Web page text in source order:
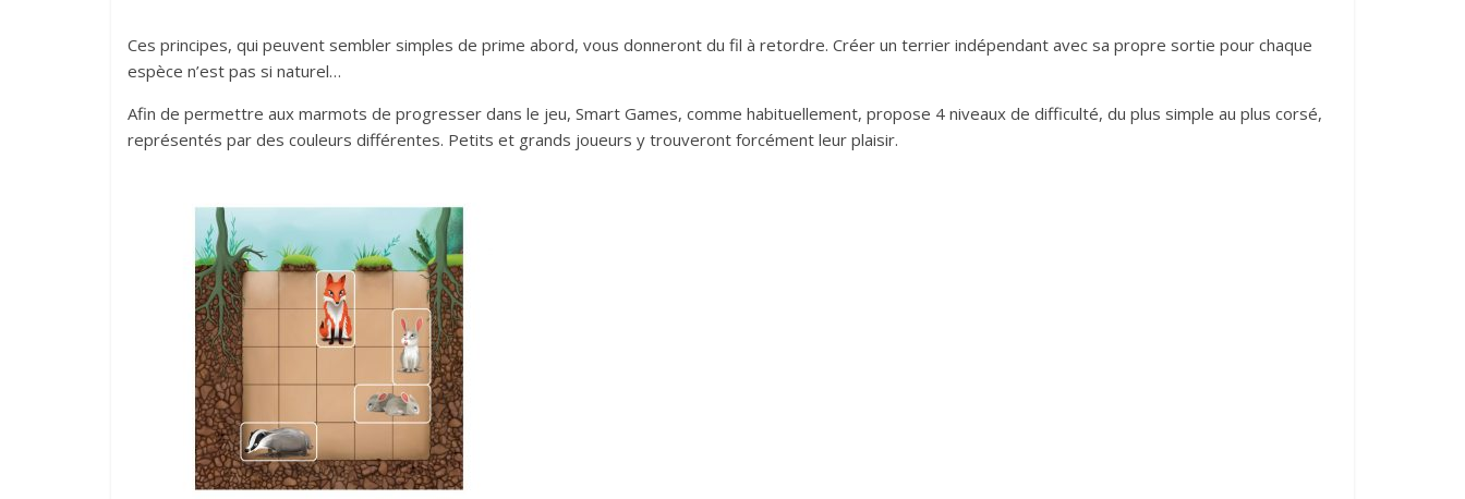
Ces principes, qui peuvent sembler simples de prime abord, vous donneront du fil à retordre. Créer un terrier indépendant avec sa propre sortie pour chaque
espèce n’est pas si naturel…
Afin de permettre aux marmots de progresser dans le jeu, Smart Games, comme habituellement, propose 4 niveaux de difficulté, du plus simple au plus corsé,
représentés par des couleurs différentes. Petits et grands joueurs y trouveront forcément leur plaisir.